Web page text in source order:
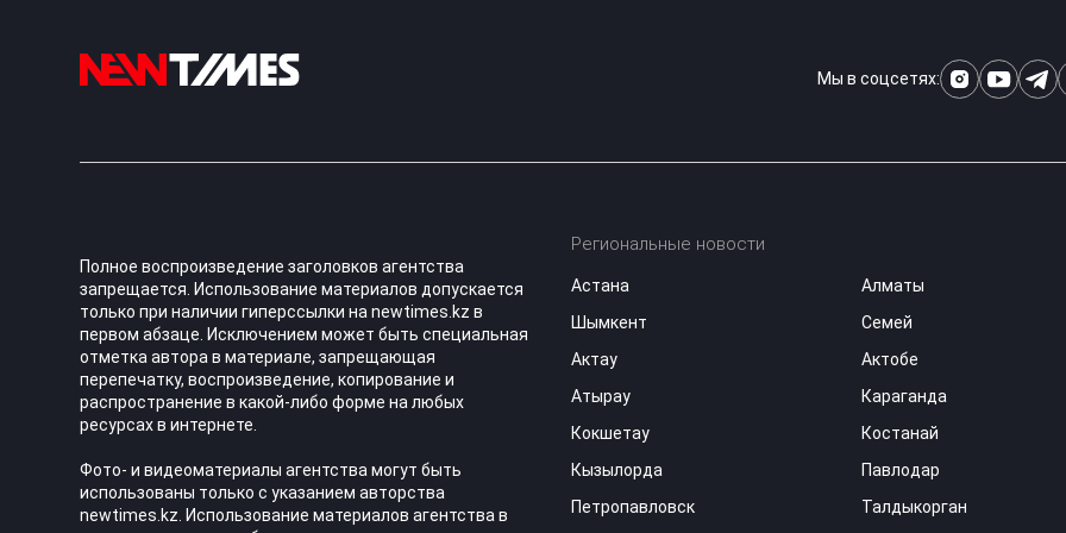
Мы в соцсетях:
Полное воспроизведение заголовков агентства
запрещается. Использование материалов допускается
только при наличии гиперссылки на newtimes.kz в
первом абзаце. Исключением может быть специальная
отметка автора в материале, запрещающая
перепечатку, воспроизведение, копирование и
распространение в какой-либо форме на любых
ресурсах в интернете.
Фото- и видеоматериалы агентства могут быть
использованы только с указанием авторства
newtimes.kz. Использование материалов агентства в
Региональные новости
Астана
Алматы
Шымкент
Семей
Актау
Актобе
Атырау
Караганда
Кокшетау
Костанай
Кызылорда
Павлодар
Петропавловск
Талдыкорган